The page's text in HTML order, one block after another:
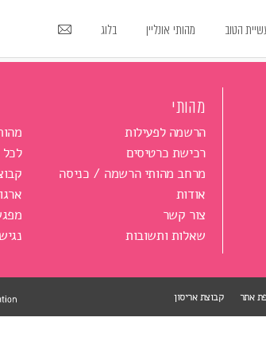
הטוב מהותי אונליין בלוג
מהותי
הרשמה לפעילות
רכישת כרטיסים
מרחב מהותי הרשמה / כניסה
אודות
צור קשר
שאלות ותשובות
אתר קבוצת אריסון